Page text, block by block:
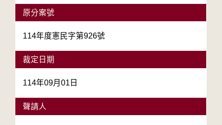
原分案號
114年度憲民字第926號
裁定日期
114年09月01日
聲請人